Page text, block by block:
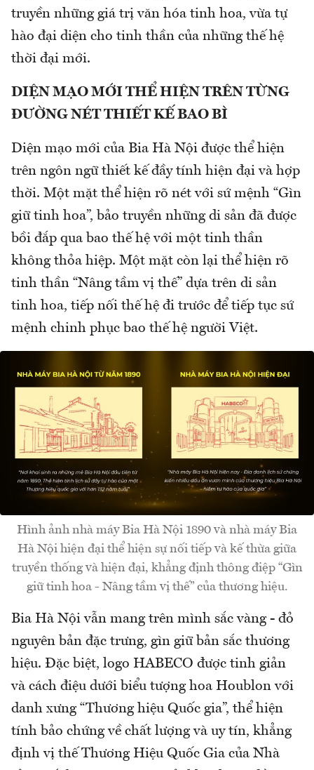
truyền những giá trị văn hóa tinh hoa, vừa tự
hào đại diện cho tinh thần của những thế hệ
thời đại mới.
DIỆN MẠO MỚI THỂ HIỆN TRÊN TỪNG
ĐƯỜNG NÉT THIẾT KẾ BAO BÌ
Diện mạo mới của Bia Hà Nội được thể hiện
trên ngôn ngữ thiết kế đầy tính hiện đại và hợp
thời. Một mặt thể hiện rõ nét với sứ mệnh “Gìn
giữ tinh hoa”, bảo truyền những di sản đã được
bồi đắp qua bao thế hệ với một tinh thần
không thỏa hiệp. Một mặt còn lại thể hiện rõ
tinh thần “Nâng tầm vị thế” dựa trên di sản
tinh hoa, tiếp nối thế hệ đi trước để tiếp tục sứ
mệnh chinh phục bao thế hệ người Việt.
Hình ảnh nhà máy Bia Hà Nội 1890 và nhà máy Bia
Hà Nội hiện đại thể hiện sự nối tiếp và kế thừa giữa
truyền thống và hiện đại, khẳng định thông điệp “Gìn
giữ tinh hoa - Nâng tầm vị thế” của thương hiệu.
Bia Hà Nội vẫn mang trên mình sắc vàng - đỏ
nguyên bản đặc trưng, gìn giữ bản sắc thương
hiệu. Đặc biệt, logo HABECO được tinh giản
và cách điệu dưới biểu tượng hoa Houblon với
danh xưng “Thương hiệu Quốc gia”, thể hiện
tính bảo chứng về chất lượng và uy tín, khẳng
định vị thế Thương Hiệu Quốc Gia của Nhà